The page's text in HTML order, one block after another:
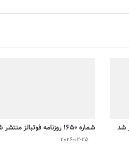
شماره 1650 روزنامه فوتبالز منتشر شد
2026-02-25